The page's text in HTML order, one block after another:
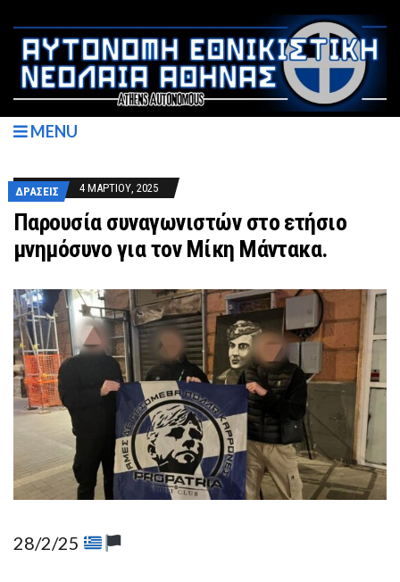
MENU
ΔΡΆΣΕΙΣ 4 ΜΑΡΤΊΟΥ, 2025
Παρουσία συναγωνιστών στο ετήσιο
μνημόσυνο για τον Μίκη Μάντακα.
28/2/25